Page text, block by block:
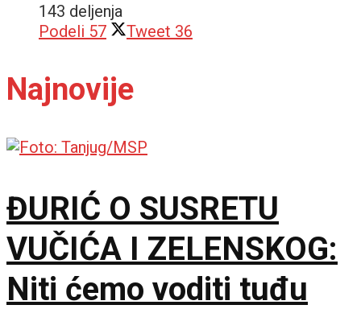
143 deljenja
Podeli 57 Tweet 36
Najnovije
ĐURIĆ O SUSRETU
VUČIĆA I ZELENSKOG:
Niti ćemo voditi tuđu